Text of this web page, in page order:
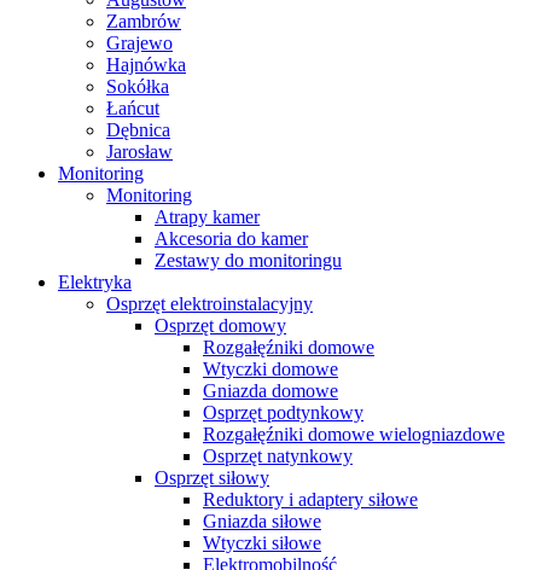
Zambrów
Grajewo
Hajnówka
Sokółka
Łańcut
Dębnica
Jarosław
Monitoring
Monitoring
Atrapy kamer
Akcesoria do kamer
Zestawy do monitoringu
Elektryka
Osprzęt elektroinstalacyjny
Osprzęt domowy
Rozgałęźniki domowe
Wtyczki domowe
Gniazda domowe
Osprzęt podtynkowy
Rozgałęźniki domowe wielogniazdowe
Osprzęt natynkowy
Osprzęt siłowy
Reduktory i adaptery siłowe
Gniazda siłowe
Wtyczki siłowe
Elektromobilność